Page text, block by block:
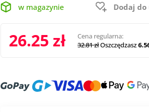
w magazynie
Dodaj
26.25 zł
Cena regularna:
32.81 złOszczędzasz